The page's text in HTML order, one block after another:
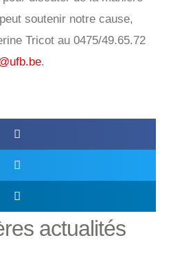
soutenir notre cause,
Tricot au 0475/49.65.72
.
actualités